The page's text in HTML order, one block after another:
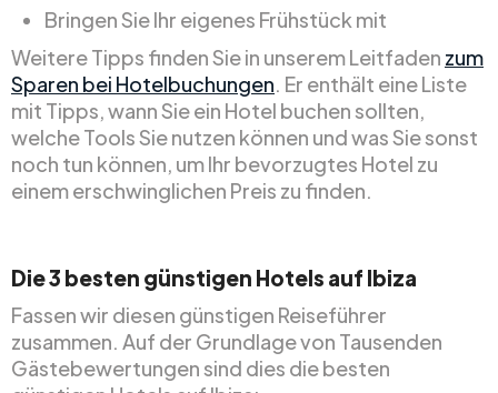
Bringen Sie Ihr eigenes Frühstück mit
Weitere Tipps finden Sie in unserem Leitfaden zum
Sparen bei Hotelbuchungen. Er enthält eine Liste
mit Tipps, wann Sie ein Hotel buchen sollten,
welche Tools Sie nutzen können und was Sie sonst
noch tun können, um Ihr bevorzugtes Hotel zu
einem erschwinglichen Preis zu finden.
Die 3 besten günstigen Hotels auf Ibiza
Fassen wir diesen günstigen Reiseführer
zusammen. Auf der Grundlage von Tausenden
Gästebewertungen sind dies die besten